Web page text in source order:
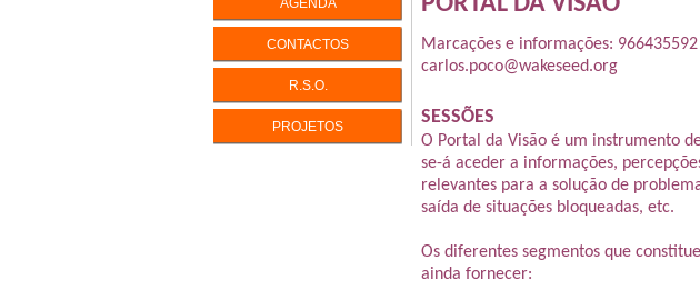
AGENDA
CONTACTOS
R.S.O.
PROJETOS
INTELIGÊNCIA ESPIRITUAL
PERFIS DE
PERSONALIDADE:
ENEAGRAMA
EQUILÍBRIO PESSOAL
LIDAR COM O CONFLITO
IKIGAI - Viver com Propósito
A Vida como Projeto
CLÍNICA
Curso
Marcações e informações: 966435592
carlos.poco@wakeseed.org
SESSÕES
O Portal da Visão é um instrumento
se-á aceder a informações,
relevantes para a solução de
saída de situações bloqueadas, etc.
Os diferentes segmentos que
ainda fornecer: